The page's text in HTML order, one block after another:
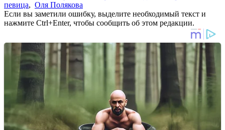
певица, Оля Полякова
Если вы заметили ошибку, выделите необходимый текст и
нажмите Ctrl+Enter, чтобы сообщить об этом редакции.